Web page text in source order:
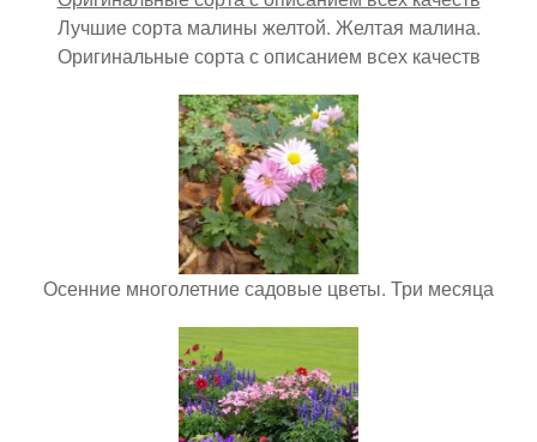
Лучшие сорта малины желтой. Желтая малина.
Оригинальные сорта с описанием всех качеств
Осенние многолетние садовые цветы. Три месяца